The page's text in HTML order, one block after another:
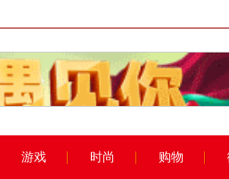
游戏 时尚 购物